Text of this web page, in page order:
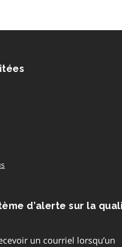
d’alerte sur la
un courriel lorsqu’un